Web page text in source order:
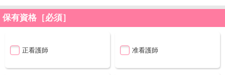
保有資格［必須］
正看護師 准看護師